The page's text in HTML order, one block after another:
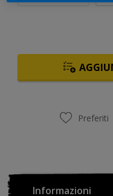
Preferiti
Informazioni